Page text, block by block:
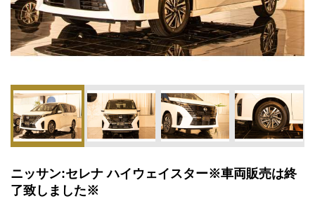
ニッサン:セレナ ハイウェイスター※車両販売は終
了致しました※